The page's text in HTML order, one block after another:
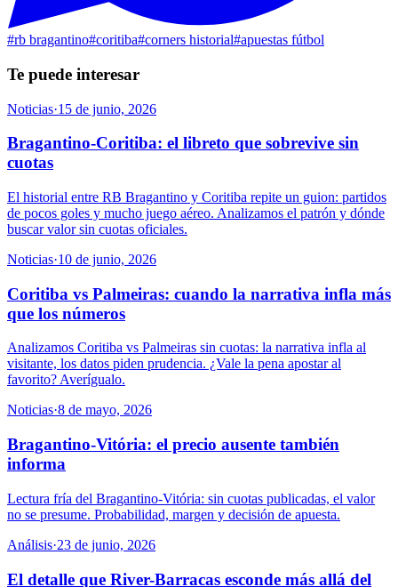
#rb bragantino#coritiba#corners historial#apuestas fútbol
Te puede interesar
Noticias·15 de junio, 2026
Bragantino-Coritiba: el libreto que sobrevive sin
cuotas
El historial entre RB Bragantino y Coritiba repite un guion: partidos
de pocos goles y mucho juego aéreo. Analizamos el patrón y dónde
buscar valor sin cuotas oficiales.
Noticias·10 de junio, 2026
Coritiba vs Palmeiras: cuando la narrativa infla más
que los números
Analizamos Coritiba vs Palmeiras sin cuotas: la narrativa infla al
visitante, los datos piden prudencia. ¿Vale la pena apostar al
favorito? Averígualo.
Noticias·8 de mayo, 2026
Bragantino-Vitória: el precio ausente también
informa
Lectura fría del Bragantino-Vitória: sin cuotas publicadas, el valor
no se presume. Probabilidad, margen y decisión de apuesta.
Análisis·23 de junio, 2026
El detalle que River-Barracas esconde más allá del